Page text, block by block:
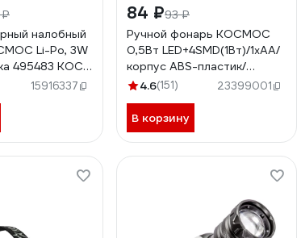
налобный
Li-Po, 3W
495483 KOC-
15916337
84 ₽93 ₽
Ручной фонарь КОСМОС
0,5Вт LED+4SMD(1Вт)/1xAA/
корпус ABS-пластик/
ремешок ручной, KOC119B
4.6(151) 23399001
В корзину